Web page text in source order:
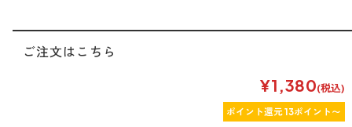
ご注文はこちら
¥1,380(税込)
ポイント還元 13ポイント〜